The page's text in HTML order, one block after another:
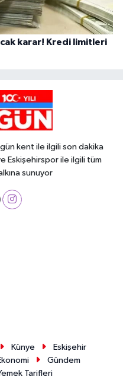
karar! Kredi limitleri
kent ile ilgili son dakika
Eskişehirspor ile ilgili tüm
sunuyor
Künye
Eskişehir
Gündem
Tarifleri